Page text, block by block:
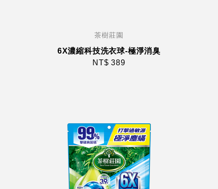
茶樹莊園
6X濃縮科技洗衣球-極淨消臭
NT$ 389